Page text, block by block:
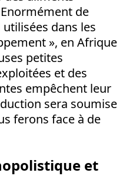
de
dans les
», en Afrique
petites
et des
empêchent leur
sera soumise
ferons face à de
et